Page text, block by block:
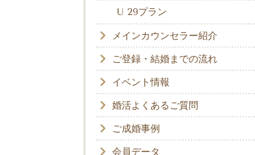
U 29プラン
メインカウンセラー紹介
ご登録・結婚までの流れ
イベント情報
婚活よくあるご質問
ご成婚事例
会員データ